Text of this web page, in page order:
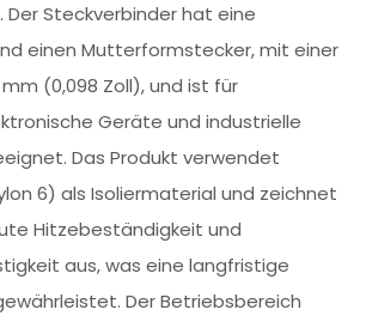
Steckverbinder hat eine
einen Mutterformstecker, mit einer
(0,098 Zoll), und ist für
Geräte und industrielle
Das Produkt verwendet
6) als Isoliermaterial und zeichnet
Hitzebeständigkeit und
aus, was eine langfristige
Der Betriebsbereich